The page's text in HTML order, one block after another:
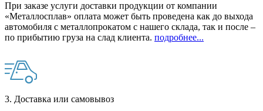
При заказе услуги доставки продукции от компании
«Металлосплав» оплата может быть проведена как до выхода
автомобиля с металлопрокатом с нашего склада, так и после –
по прибытию груза на слад клиента. подробнее...
3. Доставка или самовывоз